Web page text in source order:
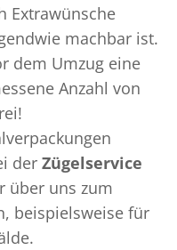
Extrawünsche
machbar ist.
dem Umzug eine
Anzahl von
der Zügelservice
über uns zum
beispielsweise für